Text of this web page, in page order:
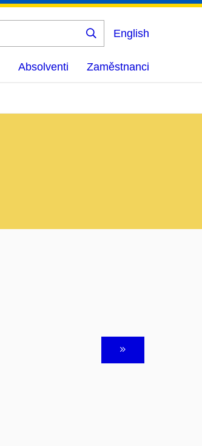
Vyhledat
English
Absolventi Zaměstnanci